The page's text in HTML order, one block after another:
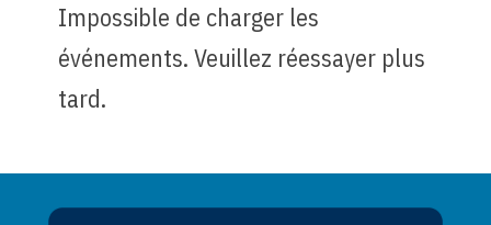
Impossible de charger les
événements. Veuillez réessayer plus
tard.